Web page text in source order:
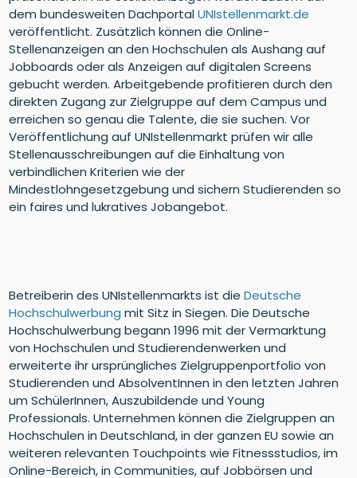
dem bundesweiten DachportalUNIstellenmarkt.de
veröffentlicht. Zusätzlich können die Online-
Stellenanzeigen an den Hochschulen als Aushang auf
Jobboards oder als Anzeigen auf digitalen Screens
gebucht werden. Arbeitgebende profitieren durch den
direkten Zugang zur Zielgruppe auf dem Campus und
erreichen so genau die Talente, die sie suchen. Vor
Veröffentlichung auf UNIstellenmarkt prüfen wir alle
Stellenausschreibungen auf die Einhaltung von
verbindlichen Kriterien wie der
Mindestlohngesetzgebung und sichern Studierenden so
ein faires und lukratives Jobangebot.
Betreiberin des UNIstellenmarkts ist dieDeutsche
Hochschulwerbung mit Sitz in Siegen. Die Deutsche
Hochschulwerbung begann 1996 mit der Vermarktung
von Hochschulen und Studierendenwerken und
erweiterte ihr ursprüngliches Zielgruppenportfolio von
Studierenden und AbsolventInnen in den letzten Jahren
um SchülerInnen, Auszubildende und Young
Professionals. Unternehmen können die Zielgruppen an
Hochschulen in Deutschland, in der ganzen EU sowie an
weiteren relevanten Touchpoints wie Fitnessstudios, im
Online-Bereich, in Communities, auf Jobbörsen und